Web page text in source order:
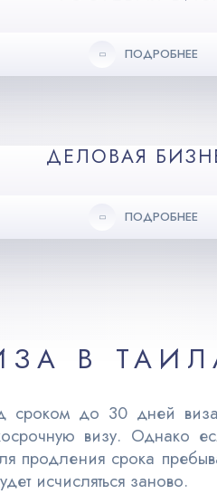
ПОДРОБНЕЕ
ДЕЛОВАЯ
ПОДРОБНЕЕ
В
сроком до 30 дней
визу. Однако
продления срока
исчисляться заново.